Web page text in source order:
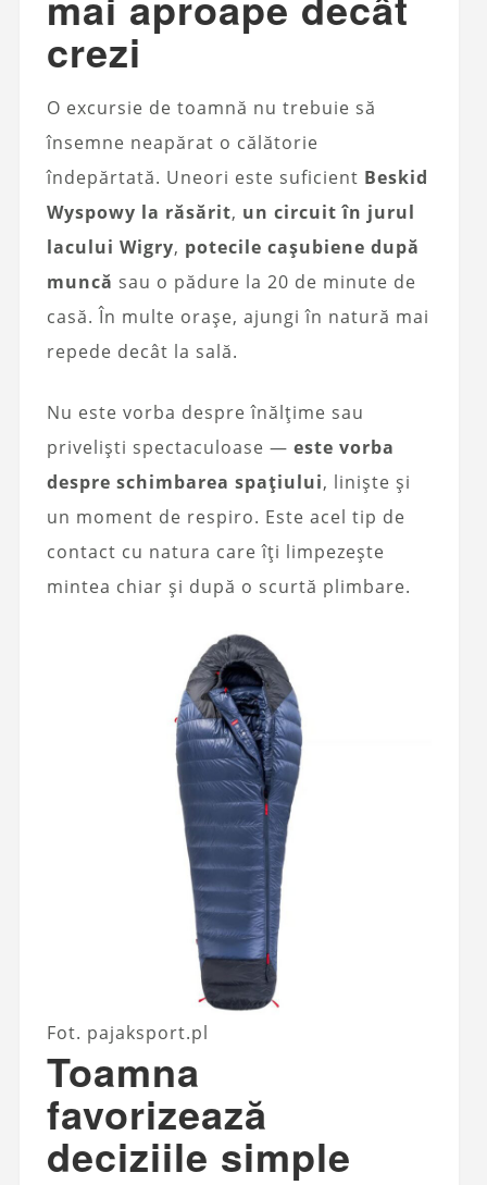
crezi
O excursie de toamnă nu trebuie să
însemne neapărat o călătorie
îndepărtată. Uneori este suficient Beskid
Wyspowy la răsărit, un circuit în jurul
lacului Wigry, potecile cașubiene după
muncă sau o pădure la 20 de minute de
casă. În multe orașe, ajungi în natură mai
repede decât la sală.
Nu este vorba despre înălțime sau
priveliști spectaculoase — este vorba
despre schimbarea spațiului, liniște și
un moment de respiro. Este acel tip de
contact cu natura care îți limpezește
mintea chiar și după o scurtă plimbare.
Fot. pajaksport.pl
Toamna
favorizează
deciziile simple